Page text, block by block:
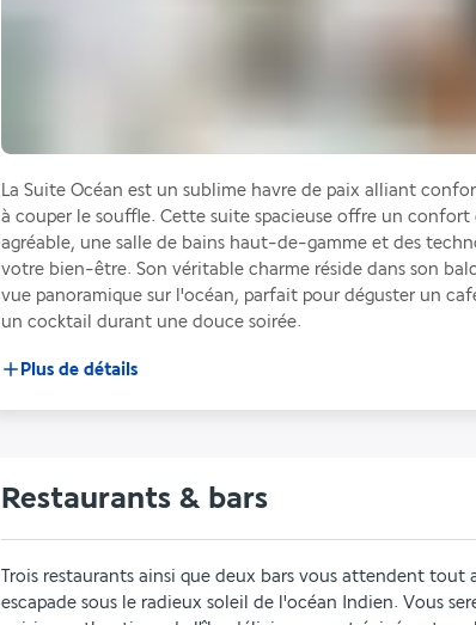
La Suite Océan est un sublime havre de paix alliant
à couper le souffle. Cette suite spacieuse offre un
agréable, une salle de bains haut-de-gamme et des
votre bien-être. Son véritable charme réside dans son
vue panoramique sur l'océan, parfait pour déguster un
un cocktail durant une douce soirée.
Plus de détails
Restaurants & bars
Trois restaurants ainsi que deux bars vous attendent tout
escapade sous le radieux soleil de l'océan Indien. Vous